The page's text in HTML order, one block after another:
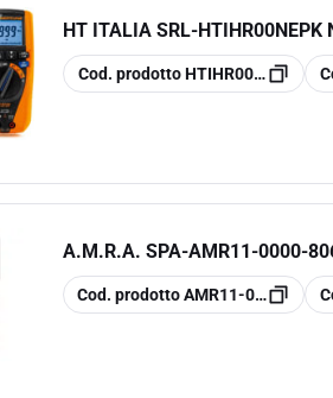
HT ITALIA SRL-HTIHR00NEPK
copia
Cod. prodottoHTIHR00NEPK
A.M.R.A. SPA-AMR11-0000-
copia
Cod. prodottoAMR11-0000-806